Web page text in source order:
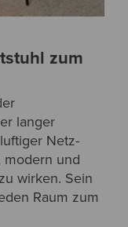
zum
langer
Netz-
und
wirken. Sein
Raum zum